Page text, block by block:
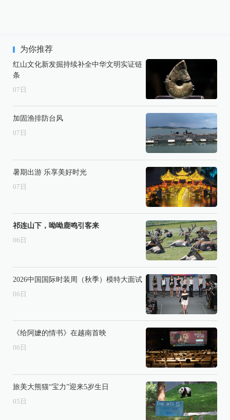
为你推荐
红山文化新发掘持续补全中华文明实证链
条
07 日
加固渔排防台风
07 日
暑期出游 乐享美好时光
07 日
祁连山下，呦呦鹿鸣引客来
06 日
2026中国国际时装周（秋季）模特大面试
06 日
《给阿嬷的情书》在越南首映
06 日
旅美大熊猫“宝力”迎来5岁生日
05 日